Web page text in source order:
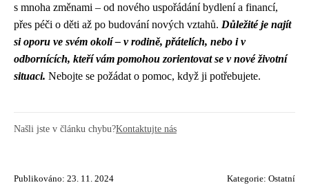
s mnoha změnami – od nového uspořádání bydlení a financí,
přes péči o děti až po budování nových vztahů. Důležité je najít
si oporu ve svém okolí – v rodině, přátelích, nebo i v
odbornících, kteří vám pomohou zorientovat se v nové životní
situaci. Nebojte se požádat o pomoc, když ji potřebujete.
Našli jste v článku chybu?Kontaktujte nás
Publikováno: 23. 11. 2024 Kategorie: Ostatní